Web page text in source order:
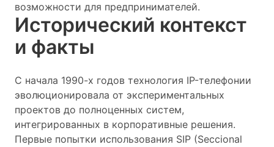
возможности для предпринимателей.
Исторический контекст
и факты
С начала 1990-х годов технология IP-телефонии
эволюционировала от экспериментальных
проектов до полноценных систем,
интегрированных в корпоративные решения.
Первые попытки использования SIP (Seccional